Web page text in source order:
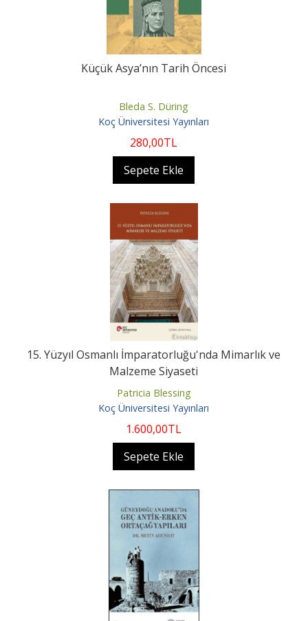
Küçük Asya’nın Tarih Öncesi
Bleda S. Düring
Koç Üniversitesi Yayınları
280,00TL
Sepete Ekle
15. Yüzyıl Osmanlı İmparatorluğu'nda Mimarlık ve
Malzeme Siyaseti
Patricia Blessing
Koç Üniversitesi Yayınları
1.600,00TL
Sepete Ekle